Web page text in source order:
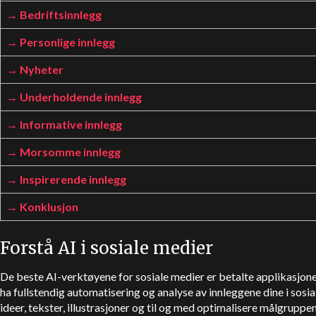
Bedriftsinnlegg
Personlige innlegg
Nyheter
Underholdende innlegg
Informative innlegg
Morsomme innlegg
Inspirerende innlegg
Konklusjon
Forstå AI i sosiale medier
De beste AI-verktøyene for sosiale medier er betalte
ha fullstendig automatisering og analyse av innleggene dine i
ideer, tekster, illustrasjoner og til og med optimalisere